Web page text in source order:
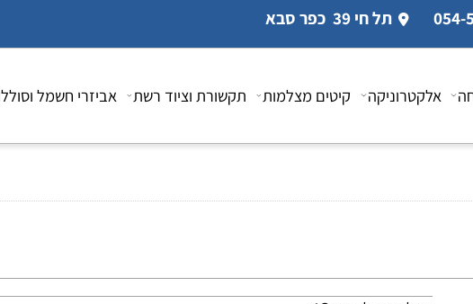
תל חי 39 כפר סבא
אלקטרוניקה קיטים מצלמות תקשורת וציוד רשת אביזרי חשמל